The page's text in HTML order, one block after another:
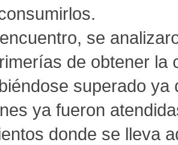
se
de obtener la
superado
ya fueron
donde se lleva